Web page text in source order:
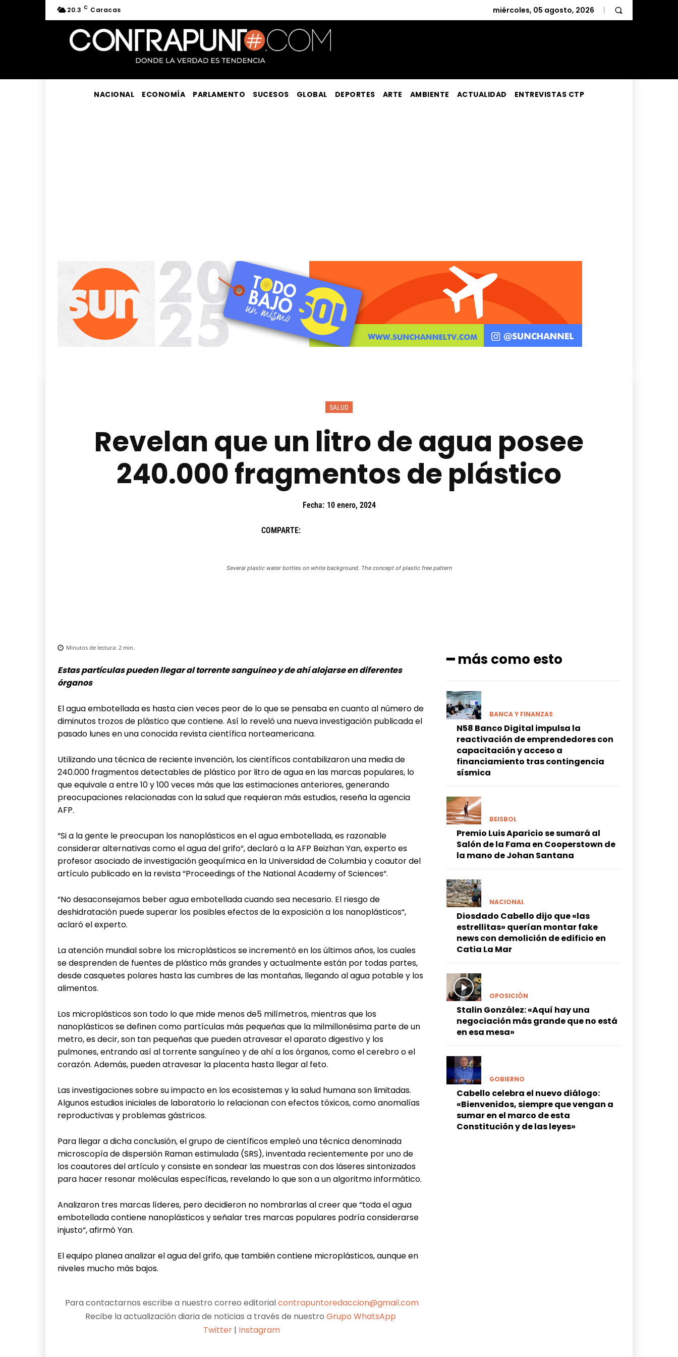
20.3 C Caracas miércoles, 05 agosto, 2026
NACIONAL ECONOMÍA PARLAMENTO SUCESOS GLOBAL DEPORTES ARTE AMBIENTE ACTUALIDAD ENTREVISTAS CTP
SALUD
Revelan que un litro de agua posee
240.000 fragmentos de plástico
Fecha: 10 enero, 2024
COMPARTE:
Several plastic water bottles on white background. The concept of plastic free pattern
Minutos de lectura: 2 min.
Estas partículas pueden llegar al torrente sanguíneo y de ahí alojarse en diferentes
órganos
El agua embotellada es hasta cien veces peor de lo que se pensaba en cuanto al número de
diminutos trozos de plástico que contiene. Así lo reveló una nueva investigación publicada el
pasado lunes en una conocida revista científica norteamericana.
Utilizando una técnica de reciente invención, los científicos contabilizaron una media de
240.000 fragmentos detectables de plástico por litro de agua en las marcas populares, lo
que equivale a entre 10 y 100 veces más que las estimaciones anteriores, generando
preocupaciones relacionadas con la salud que requieran más estudios, reseña la agencia
AFP.
“Si a la gente le preocupan los nanoplásticos en el agua embotellada, es razonable
considerar alternativas como el agua del grifo“, declaró a la AFP Beizhan Yan, experto es
profesor asociado de investigación geoquímica en la Universidad de Columbia y coautor del
artículo publicado en la revista “Proceedings of the National Academy of Sciences“.
“No desaconsejamos beber agua embotellada cuando sea necesario. El riesgo de
deshidratación puede superar los posibles efectos de la exposición a los nanoplásticos“,
aclaró el experto.
La atención mundial sobre los microplásticos se incrementó en los últimos años, los cuales
se desprenden de fuentes de plástico más grandes y actualmente están por todas partes,
desde casquetes polares hasta las cumbres de las montañas, llegando al agua potable y los
alimentos.
Los microplásticos son todo lo que mide menos de5 milímetros, mientras que los
nanoplásticos se definen como partículas más pequeñas que la milmillonésima parte de un
metro, es decir, son tan pequeñas que pueden atravesar el aparato digestivo y los
pulmones, entrando así al torrente sanguíneo y de ahí a los órganos, como el cerebro o el
corazón. Además, pueden atravesar la placenta hasta llegar al feto.
Las investigaciones sobre su impacto en los ecosistemas y la salud humana son limitadas.
Algunos estudios iniciales de laboratorio lo relacionan con efectos tóxicos, como anomalías
reproductivas y problemas gástricos.
Para llegar a dicha conclusión, el grupo de científicos empleó una técnica denominada
microscopía de dispersión Raman estimulada (SRS), inventada recientemente por uno de
los coautores del artículo y consiste en sondear las muestras con dos láseres sintonizados
para hacer resonar moléculas específicas, revelando lo que son a un algoritmo informático.
Analizaron tres marcas líderes, pero decidieron no nombrarlas al creer que “toda el agua
embotellada contiene nanoplásticos y señalar tres marcas populares podría considerarse
injusto“, afirmó Yan.
El equipo planea analizar el agua del grifo, que también contiene microplásticos, aunque en
niveles mucho más bajos.
Para contactarnos escribe a nuestro correo editorialcontrapuntoredaccion@gmail.com
Recibe la actualización diaria de noticias a través de nuestroGrupo WhatsApp
Twitter | Instagram
━ más como esto
BANCA Y FINANZAS
N58 Banco Digital impulsa la
reactivación de emprendedores con
capacitación y acceso a
financiamiento tras contingencia
sísmica
BEISBOL
Premio Luis Aparicio se sumará al
Salón de la Fama en Cooperstown de
la mano de Johan Santana
NACIONAL
Diosdado Cabello dijo que «las
estrellitas» querían montar fake
news con demolición de edificio en
Catia La Mar
OPOSICIÓN
Stalin González: «Aquí hay una
negociación más grande que no está
en esa mesa»
GOBIERNO
Cabello celebra el nuevo diálogo:
«Bienvenidos, siempre que vengan a
sumar en el marco de esta
Constitución y de las leyes»